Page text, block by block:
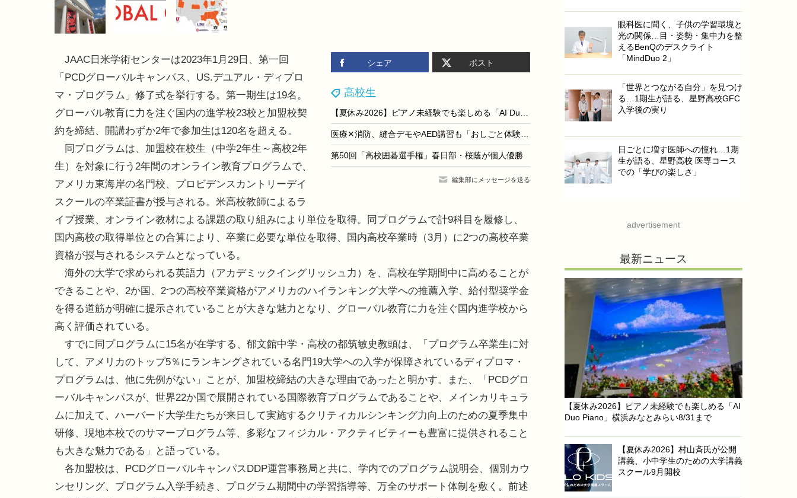
シェア ポスト
高校生
【夏休み2026】ピアノ未経験でも楽しめる「AI Duo Piano」横浜みなとみらい8/31まで
医療✕消防、縫合デモやAED講習も「おしごと体験博」9/5
第50回「高校囲碁選手権」春日部・桜蔭が個人優勝
編集部にメッセージを送る
JAAC日米学術センターは2023年1月29日、第一回
「PCDグローバルキャンパス、US.デユアル・ディプロ
マ・プログラム」修了式を挙行する。第一期生は19名。
グローバル教育に力を注ぐ国内の進学校23校と加盟校契
約を締結、開講わずか2年で参加生は120名を超える。
同プログラムは、加盟校在校生（中学2年生～高校2年
生）を対象に行う2年間のオンライン教育プログラムで、
アメリカ東海岸の名門校、プロビデンスカントリーデイ
スクールの卒業証書が授与される。米高校教師によるラ
イブ授業、オンライン教材による課題の取り組みにより単位を取得。同プログラムで計9科目を履修し、
国内高校の取得単位との合算により、卒業に必要な単位を取得、国内高校卒業時（3月）に2つの高校卒業
資格が授与されるシステムとなっている。
海外の大学で求められる英語力（アカデミックイングリッシュ力）を、高校在学期間中に高めることが
できることや、2か国、2つの高校卒業資格がアメリカのハイランキング大学への推薦入学、給付型奨学金
を得る道筋が明確に提示されていることが大きな魅力となり、グローバル教育に力を注ぐ国内進学校から
高く評価されている。
すでに同プログラムに15名が在学する、郁文館中学・高校の都筑敏史教頭は、「プログラム卒業生に対
して、アメリカのトップ5％にランキングされている名門19大学への入学が保障されているディプロマ・
プログラムは、他に先例がない」ことが、加盟校締結の大きな理由であったと明かす。また、「PCDグロ
ーバルキャンパスが、世界22か国で展開されている国際教育プログラムであることや、メインカリキュラ
ムに加えて、ハーバード大学生たちが来日して実施するクリティカルシンキング力向上のための夏季集中
研修、現地本校でのサマープログラム等、多彩なフィジカル・アクティビティーも豊富に提供されること
も大きな魅力である」と語っている。
各加盟校は、PCDグローバルキャンパスDDP運営事務局と共に、学内でのプログラム説明会、個別カウ
ンセリング、プログラム入学手続き、プログラム期間中の学習指導等、万全のサポート体制を敷く。前述
眼科医に聞く、子供の学習環境と
光の関係…目・姿勢・集中力を整
えるBenQのデスクライト
「MindDuo 2」
「世界とつながる自分」を見つけ
る…1期生が語る、星野高校GFC
入学後の実り
日ごとに増す医師への憧れ…1期
生が語る、星野高校 医専コース
での「学びの楽しさ」
advertisement
最新ニュース
【夏休み2026】ピアノ未経験でも楽しめる「AI
Duo Piano」横浜みなとみらい8/31まで
【夏休み2026】村山斉氏が公開
講義、小中学生のための大学講義
スクール9月開校